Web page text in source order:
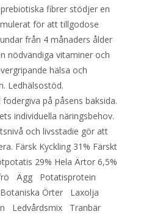
fibrer stödjer en
för att tillgodose
från 4 månaders ålder
nödvändiga vitaminer och
hälsa och
Ledhälsostöd.
på påsens baksida.
individuella näringsbehov.
och livsstadie gör att
Färsk Kyckling 31% Färskt
29% Hela Ärtor 6,5%
Ägg Potatisprotein
Örter Laxolja
Ledvårdsmix Tranbär